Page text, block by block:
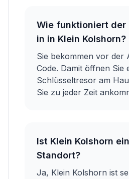
Wie funktioniert der
in in Klein Kolshorn?
Sie bekommen vor der
Code. Damit öffnen Sie
Schlüsseltresor am
Sie zu jeder Zeit
Ist Klein Kolshorn
Standort?
Ja, Klein Kolshorn ist